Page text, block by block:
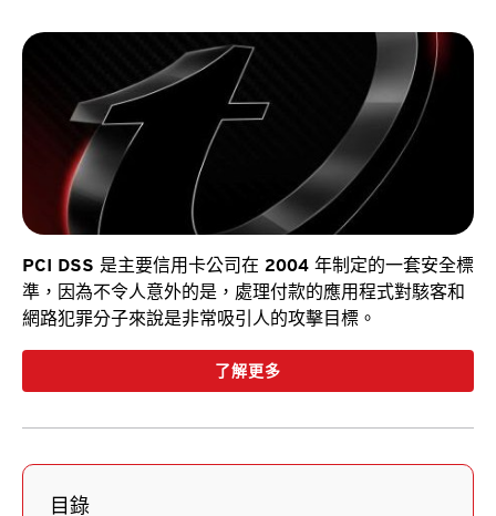
PCI DSS 是主要信用卡公司在 2004 年制定的一套安全標
準，因為不令人意外的是，處理付款的應用程式對駭客和
網路犯罪分子來說是非常吸引人的攻擊目標。
了解更多
目錄